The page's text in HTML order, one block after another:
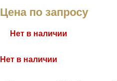
Цена по запросу
Нет в наличии
Нет в наличии